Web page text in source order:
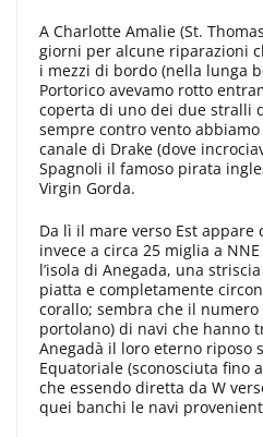
A Charlotte Amalie (St.
giorni per alcune riparazioni
i mezzi di bordo (nella lun­ga
Portorico avevamo rotto
coperta di uno dei due stralli
sempre contro vento
canale di Drake (dove
Spagnoli il famoso pirata
Virgin Gorda.
Da lì il mare verso Est
invece a circa 25 miglia a
l’isola di Anegada, una
piatta e completamente
corallo; sembra che il
por­tolano) di navi che hanno
Anegadà il loro eterno riposo
Equa­toriale (sconosciuta fino
che essendo diretta da W
quei banchi le navi